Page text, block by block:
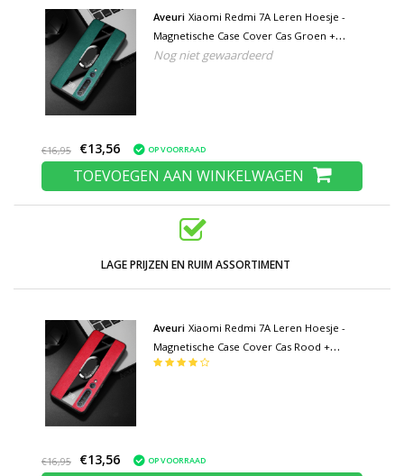
Aveuri Xiaomi Redmi 7A Leren Hoesje -
Magnetische Case Cover Cas Groen +
Kickstand
Nog niet gewaardeerd
€16,95 €13,56 OP VOORRAAD
TOEVOEGEN AAN WINKELWAGEN
LAGE PRIJZEN EN RUIM ASSORTIMENT
Aveuri Xiaomi Redmi 7A Leren Hoesje -
Magnetische Case Cover Cas Rood +
Kickstand
€16,95 €13,56 OP VOORRAAD